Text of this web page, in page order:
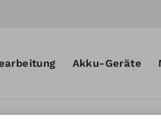
Akku-Geräte